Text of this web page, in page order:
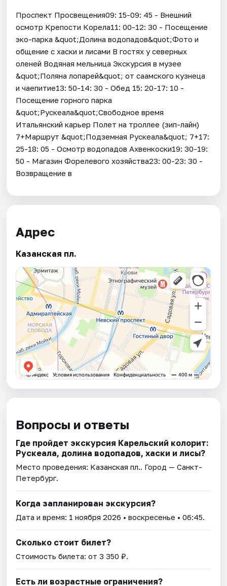
Проспект Просвещения09: 15-09: 45 - Внешний
осмотр Крепости Корела11: 00-12: 30 - Посещение
эко-парка &quot;Долина водопадов&quot;Фото и
общение с хаски и лисами В гостях у северных
оленей Водяная мельница Экскурсия в музее
&quot;Поляна лопарей&quot; от саамского кузнеца
и чаепитие13: 50-14: 30 - Обед 15: 20-17: 10 -
Посещение горного парка
&quot;Рускеала&quot;Свободное время
Итальянский карьер Полет на троллее (зип-лайн)
7+Маршрут &quot;Подземная Рускеала&quot; 7+17:
25-18: 05 - Осмотр водопадов Ахвенкоски19: 30-19:
50 - Магазин Форелевого хозяйства23: 00-23: 30 -
Возвращение в
Адрес
Казанская пл.
Вопросы и ответы
Где пройдет экскурсия Карельский колорит:
Рускеала, долина водопадов, хаски и лисы?
Место проведения: Казанская пл.. Город — Санкт-
Петербург.
Когда запланирован экскурсия?
Дата и время: 1 ноября 2026 • воскресенье • 06:45.
Сколько стоит билет?
Стоимость билета: от 3 350 ₽.
Есть ли возрастные ограничения?